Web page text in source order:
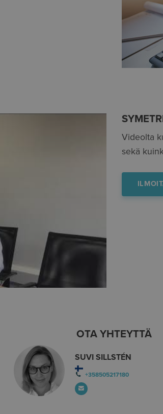
Videolta
sekä
OTA YHTEYTTÄ
SUVI SILLSTÉN
+358505217180